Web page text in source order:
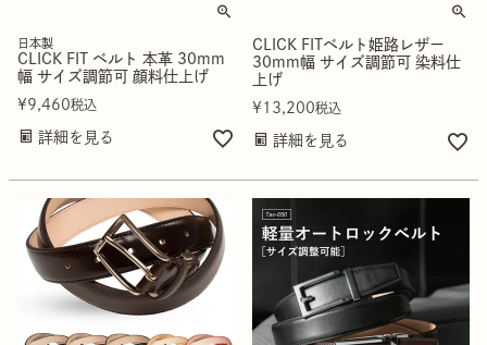
日本製
CLICK FIT ベルト 本革 30mm
幅 サイズ調節可 顔料仕上げ
¥9,460税込
詳細を見る
CLICK FITベルト姫路レザー
30mm幅 サイズ調節可 染料仕
上げ
¥ 13,200税込
詳細を見る